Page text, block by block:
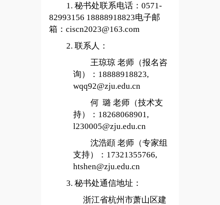
1. 秘书处联系电话：0571-
82993156 18888918823电子邮
箱：ciscn2023@163.com
2. 联系人：
王琼琼 老师（报名咨
询）：18888918823,
wqq92@zju.edu.cn
何 璐 老师（技术支
持）：18268068901,
l230005@zju.edu.cn
沈浩頲 老师（专家组
支持）：17321355766,
htshen@zju.edu.cn
3. 秘书处通信地址：
浙江省杭州市萧山区建